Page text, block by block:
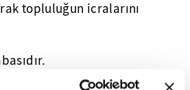
topluluğun icralarını